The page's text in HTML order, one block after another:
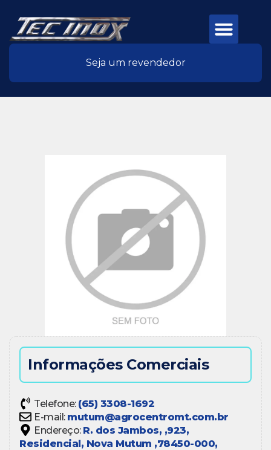
Seja um revendedor
Informações Comerciais
Telefone: (65) 3308-1692
E-mail: mutum@agrocentromt.com.br
Endereço: R. dos Jambos, ,923,
Residencial, Nova Mutum ,78450-000,